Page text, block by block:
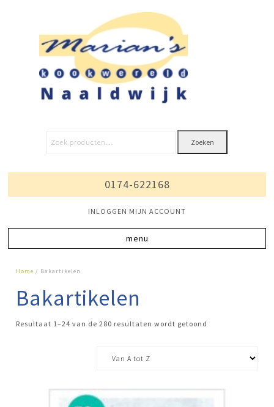
Zoeken
0174-622168
INLOGGEN MIJN ACCOUNT
Home / Bakartikelen
Bakartikelen
Resultaat 1–24 van de 280 resultaten wordt getoond